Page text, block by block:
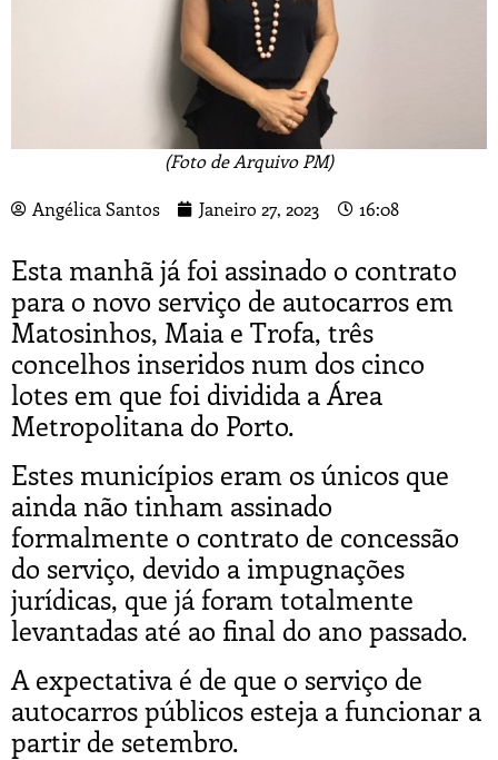
(Foto de Arquivo PM)
Angélica Santos Janeiro 27, 2023 16:08
Esta manhã já foi assinado o contrato
para o novo serviço de autocarros em
Matosinhos, Maia e Trofa, três
concelhos inseridos num dos cinco
lotes em que foi dividida a Área
Metropolitana do Porto.
Estes municípios eram os únicos que
ainda não tinham assinado
formalmente o contrato de concessão
do serviço, devido a impugnações
jurídicas, que já foram totalmente
levantadas até ao final do ano passado.
A expectativa é de que o serviço de
autocarros públicos esteja a funcionar a
partir de setembro.